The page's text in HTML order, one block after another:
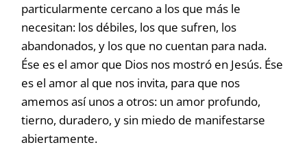
particularmente cercano a los que más le
necesitan: los débiles, los que sufren, los
abandonados, y los que no cuentan para nada.
Ése es el amor que Dios nos mostró en Jesús. Ése
es el amor al que nos invita, para que nos
amemos así unos a otros: un amor profundo,
tierno, duradero, y sin miedo de manifestarse
abiertamente.